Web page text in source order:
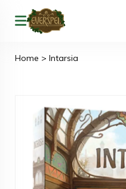
Home > Intarsia